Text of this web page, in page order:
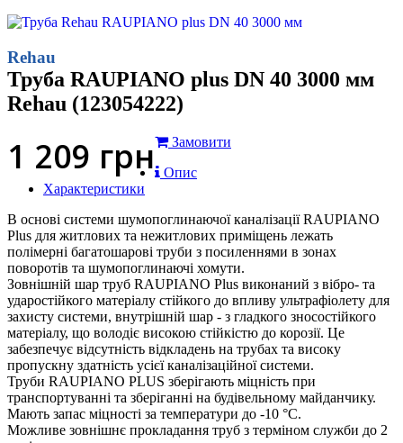
Rehau
Труба RAUPIANO plus DN 40 3000 мм
Rehau (123054222)
1 209 грн
Замовити
Опис
Характеристики
В основі системи шумопоглинаючої каналізації RAUPIANO
Plus для житлових та нежитлових приміщень лежать
полімерні багатошарові труби з посиленнями в зонах
поворотів та шумопоглинаючі хомути.
Зовнішній шар труб RAUPIANO Plus виконаний з вібро- та
ударостійкого матеріалу стійкого до впливу ультрафіолету для
захисту системи, внутрішній шар - з гладкого зносостійкого
матеріалу, що володіє високою стійкістю до корозії. Це
забезпечує відсутність відкладень на трубах та високу
пропускну здатність усієї каналізаційної системи.
Труби RAUPIANO PLUS зберігають міцність при
транспортуванні та зберіганні на будівельному майданчику.
Мають запас міцності за температури до -10 °C.
Можливе зовнішнє прокладання труб з терміном служби до 2